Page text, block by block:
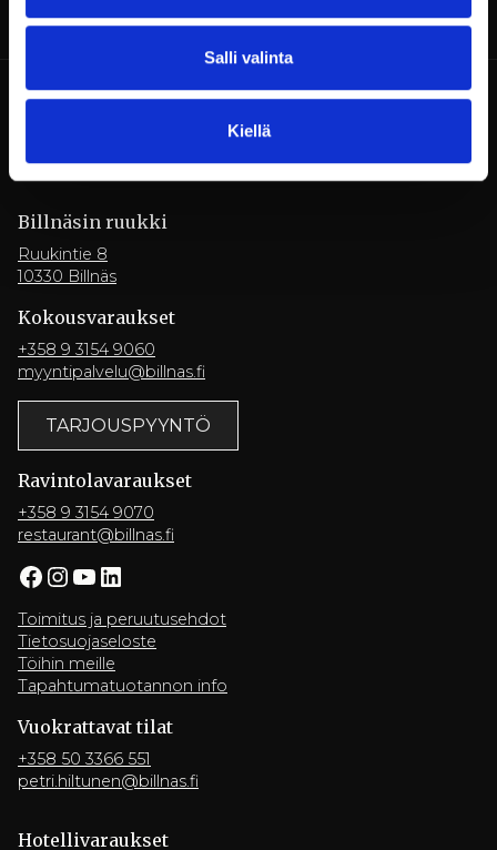
Salli valinta
Kiellä
Billnäsin ruukki
Ruukintie 8
10330 Billnäs
Kokousvaraukset
+358 9 3154 9060
myyntipalvelu@billnas.fi
TARJOUSPYYNTÖ
Ravintola­varaukset
+358 9 3154 9070
restaurant@billnas.fi
Facebook InstagramYouTube LinkedIn
Toimitus ja peruutusehdot
Tietosuojaseloste
Töihin meille
Tapahtumatuotannon info
Vuokrattavat tilat
+358 50 3366 551
petri.hiltunen@billnas.fi
Hotelli­varaukset